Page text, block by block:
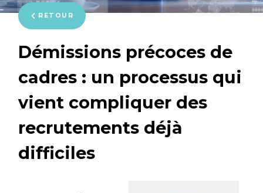
RETOUR
Démissions précoces de
cadres : un processus qui
vient compliquer des
recrutements déjà
difficiles